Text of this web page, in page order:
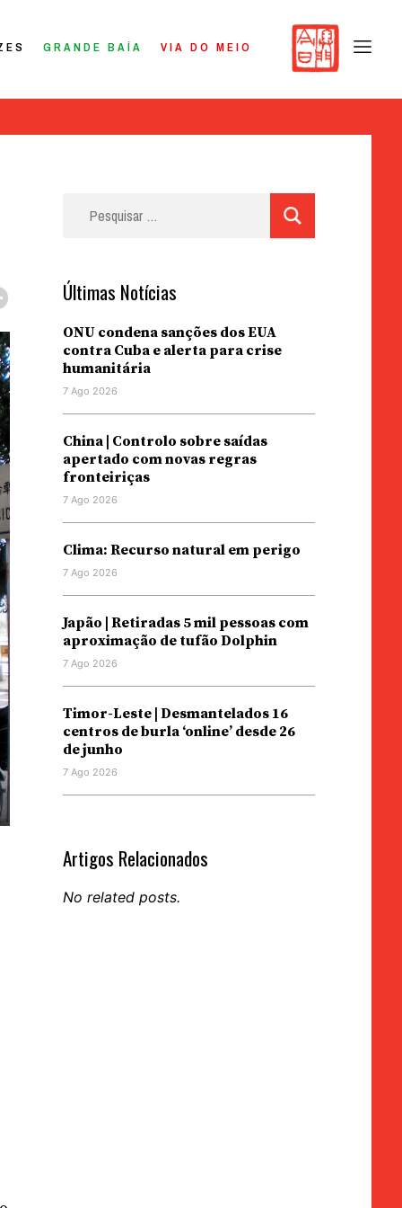
GRANDE BAÍA VIA DO MEIO
Últimas Notícias
ONU condena sanções dos EUA
contra Cuba e alerta para crise
humanitária
7 Ago 2026
China | Controlo sobre saídas
apertado com novas regras
fronteiriças
7 Ago 2026
Clima: Recurso natural em perigo
7 Ago 2026
Japão | Retiradas 5 mil pessoas com
aproximação de tufão Dolphin
7 Ago 2026
Timor-Leste | Desmantelados 16
centros de burla ‘online’ desde 26
de junho
7 Ago 2026
Artigos Relacionados
No related posts.